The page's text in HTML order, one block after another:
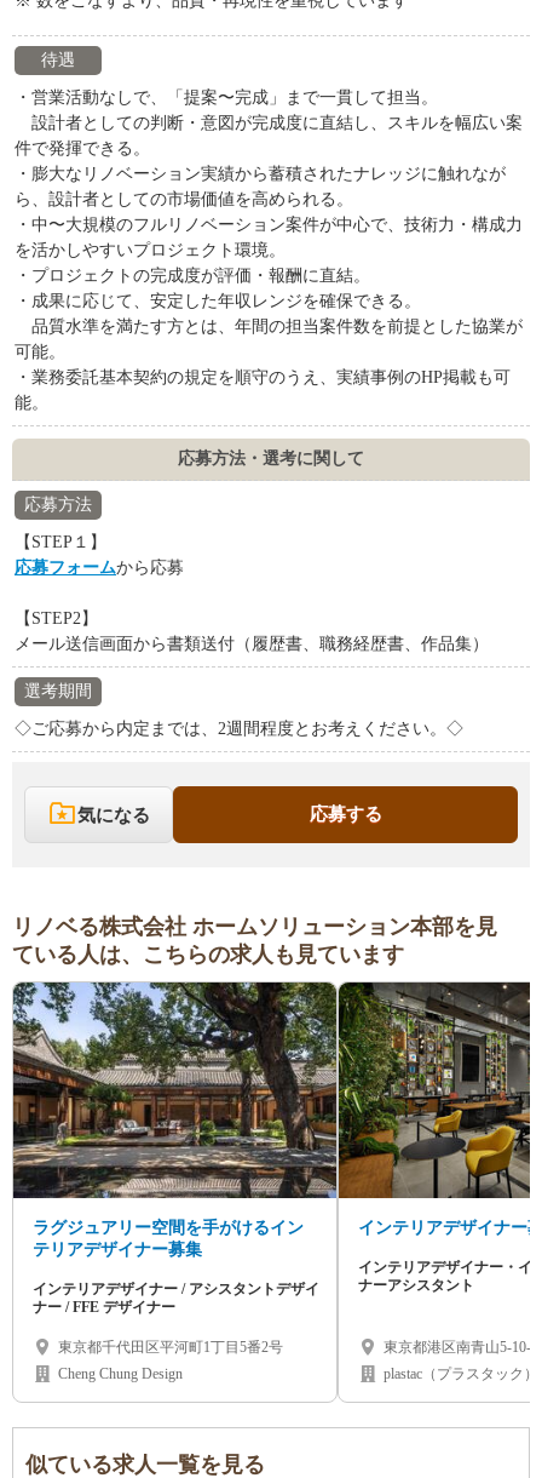
待遇
・営業活動なしで、「提案〜完成」まで一貫して担当。
設計者としての判断・意図が完成度に直結し、スキルを幅広い案
件で発揮できる。
・膨大なリノベーション実績から蓄積されたナレッジに触れなが
ら、設計者としての市場価値を高められる。
・中〜大規模のフルリノベーション案件が中心で、技術力・構成力
を活かしやすいプロジェクト環境。
・プロジェクトの完成度が評価・報酬に直結。
・成果に応じて、安定した年収レンジを確保できる。
品質水準を満たす方とは、年間の担当案件数を前提とした協業が
可能。
・業務委託基本契約の規定を順守のうえ、実績事例のHP掲載も可
能。
応募方法・選考に関して
応募方法
【STEP１】
応募フォームから応募
【STEP2】
メール送信画面から書類送付（履歴書、職務経歴書、作品集）
選考期間
◇ご応募から内定までは、2週間程度とお考えください。◇
気になる 応募する
リノベる株式会社 ホームソリューション本部を見
ている人は、こちらの求人も見ています
ラグジュアリー空間を手がけるイン
テリアデザイナー募集
インテリアデザイナー / アシスタントデザイ
ナー / FFE デザイナー
東京都千代田区平河町1丁目5番2号
Cheng Chung Design
インテリアデザイナー
インテリアデザイナー・イ
ナーアシスタント
東京都港区南青山5-10-
plastac（プラスタック）
似ている求人一覧を見る